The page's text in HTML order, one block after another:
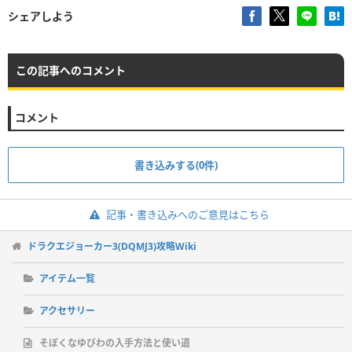
シェアしよう
この記事へのコメント
コメント
書き込みする(0件)
記事・書き込みへのご意見はこちら
ドラクエジョーカー3(DQMJ3)攻略Wiki
アイテム一覧
アクセサリー
そぼくなゆびわの入手方法と使い道